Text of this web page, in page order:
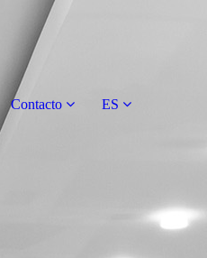
Contacto ES